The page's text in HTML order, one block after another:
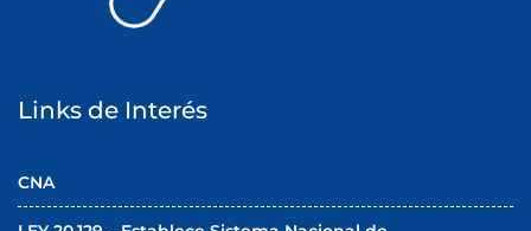
Links de Interés
CNA